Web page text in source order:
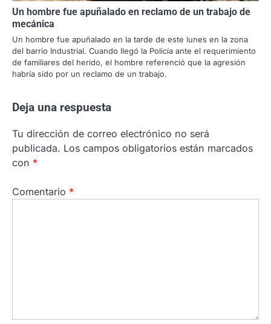
Un hombre fue apuñalado en reclamo de un trabajo de
mecánica
Un hombre fue apuñalado en la tarde de este lunes en la zona
del barrio Industrial. Cuando llegó la Policía ante el requerimiento
de familiares del herido, el hombre referenció que la agresión
habría sido por un reclamo de un trabajo.
Deja una respuesta
Tu dirección de correo electrónico no será
publicada. Los campos obligatorios están marcados
con *
Comentario *